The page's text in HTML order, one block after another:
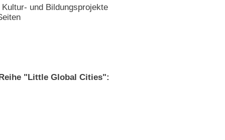
und Bildungsprojekte
"Little Global Cities":